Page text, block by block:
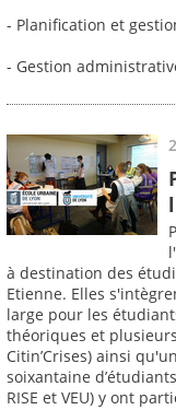
- Planification et
- Gestion
à destination des
Etienne. Elles
large pour les
théoriques et
Citin’Crises) ainsi
soixantaine
RISE et VEU) y ont